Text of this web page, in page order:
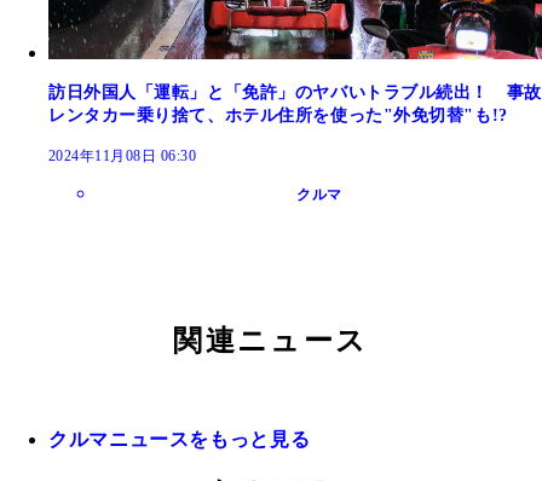
訪日外国人「運転」と「免許」のヤバいトラブル続出！ 事故
レンタカー乗り捨て、ホテル住所を使った"外免切替"も!?
2024年11月08日 06:30
クルマ
関連ニュース
クルマニュースをもっと見る